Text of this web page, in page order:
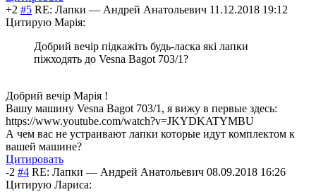
+2 #5 RE: Лапки — Андрей Анатольевич 11.12.2018 19:12
Цитирую Марія:
Добрий вечір підкажіть будь-ласка які лапки
піжходять до Vesna Bagot 703/1?
Добрий вечір Марія !
Вашу машину Vesna Bagot 703/1, я вижу в первые здесь:
https://www.youtube.com/watch?v=JKYDKATYMBU
А чем вас не устраивают лапки которые идут комплектом к
вашей машине?
Цитировать
-2 #4 RE: Лапки — Андрей Анатольевич 08.09.2018 16:26
Цитирую Лариса: